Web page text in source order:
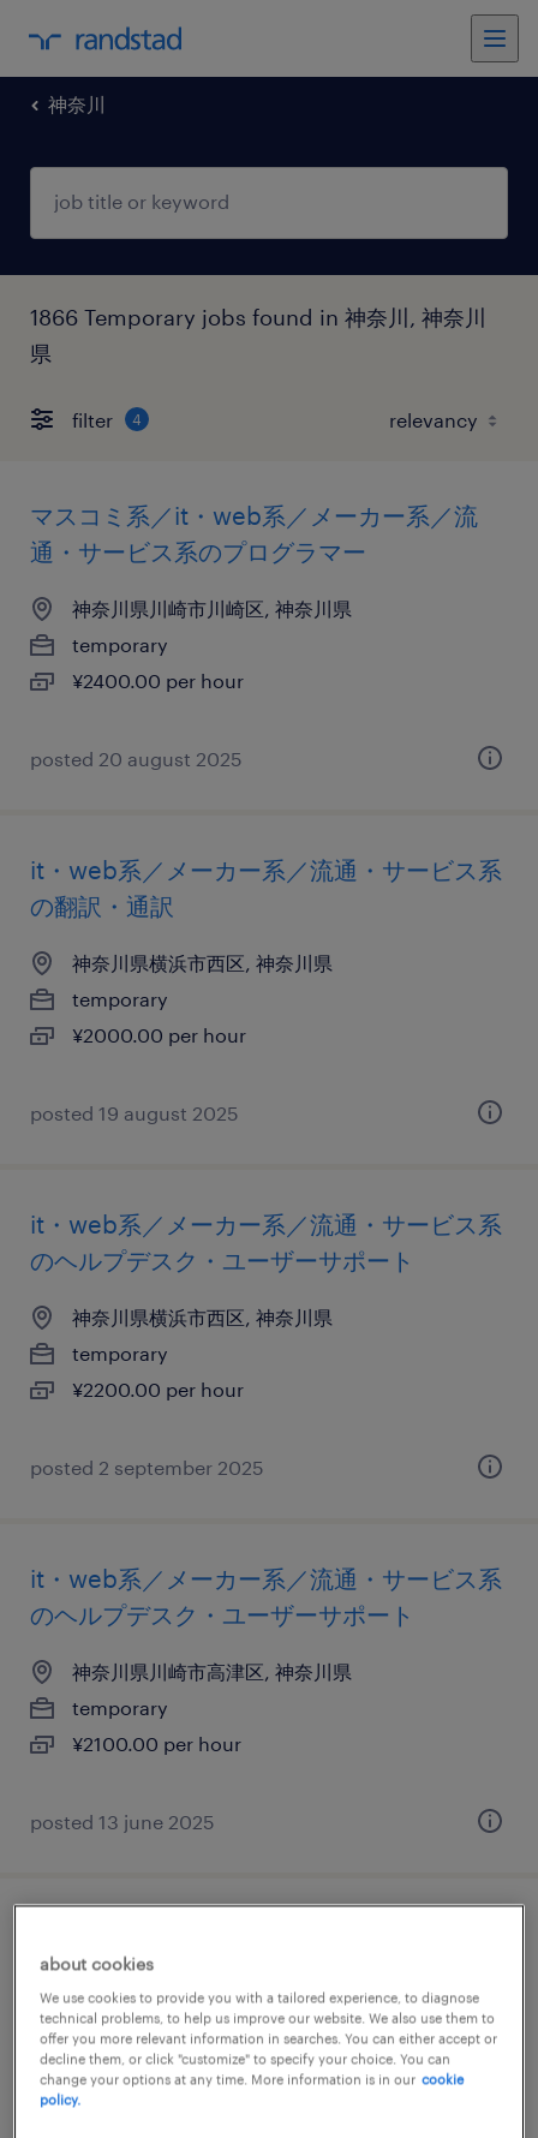
神奈川
1866 Temporary jobs found in 神奈川, 神奈川
県
filter 4
マスコミ系／it・web系／メーカー系／流
通・サービス系のプログラマー
神奈川県川崎市川崎区, 神奈川県
temporary
¥2400.00 per hour
posted 20 august 2025
it・web系／メーカー系／流通・サービス系
の翻訳・通訳
神奈川県横浜市西区, 神奈川県
temporary
¥2000.00 per hour
posted 19 august 2025
it・web系／メーカー系／流通・サービス系
のヘルプデスク・ユーザーサポート
神奈川県横浜市西区, 神奈川県
temporary
¥2200.00 per hour
posted 2 september 2025
it・web系／メーカー系／流通・サービス系
のヘルプデスク・ユーザーサポート
神奈川県川崎市高津区, 神奈川県
temporary
¥2100.00 per hour
posted 13 june 2025
のテレオペ・テレマーケティング・コール
センター
神奈川県横浜市緑区, 神奈川県
temporary
about cookies
We use cookies to provide you with a tailored experience, to diagnose
technical problems, to help us improve our website. We also use them to
offer you more relevant information in searches. You can either accept or
decline them, or click "customize" to specify your choice. You can
change your options at any time. More information is in our cookie
policy.